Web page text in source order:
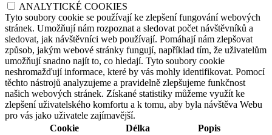
ANALYTICKÉ COOKIES
Tyto soubory cookie se používají ke zlepšení fungování webových
stránek. Umožňují nám rozpoznat a sledovat počet návštěvníků a
sledovat, jak návštěvníci web používají. Pomáhají nám zlepšovat
způsob, jakým webové stránky fungují, například tím, že uživatelům
umožňují snadno najít to, co hledají. Tyto soubory cookie
neshromažďují informace, které by vás mohly identifikovat. Pomocí
těchto nástrojů analyzujeme a pravidelně zlepšujeme funkčnost
našich webových stránek. Získané statistiky můžeme využít ke
zlepšení uživatelského komfortu a k tomu, aby byla návštěva Webu
pro vás jako uživatele zajímavější.
Cookie
Délka Popis